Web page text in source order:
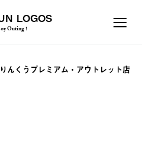
LOGOS
Outing !
んくうプレミアム・アウトレット店